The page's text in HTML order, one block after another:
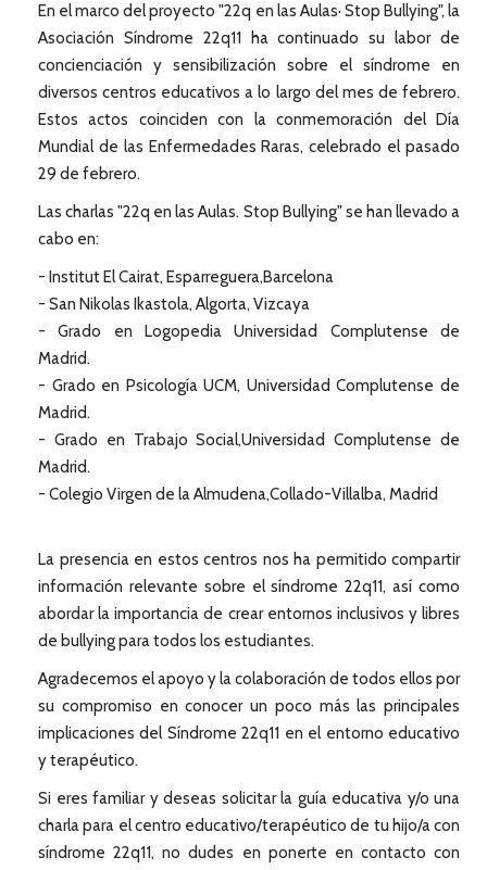
En el marco del proyecto "22q en las Aulas· Stop Bullying", la
Asociación Síndrome 22q11 ha continuado su labor de
concienciación y sensibilización sobre el síndrome en
diversos centros educativos a lo largo del mes de febrero.
Estos actos coinciden con la conmemoración del Día
Mundial de las Enfermedades Raras, celebrado el pasado
29 de febrero.
Las charlas "22q en las Aulas. Stop Bullying" se han llevado a
cabo en:
- Institut El Cairat, Esparreguera,Barcelona
- San Nikolas Ikastola, Algorta, Vizcaya
- Grado en Logopedia Universidad Complutense de
Madrid.
- Grado en Psicología UCM, Universidad Complutense de
Madrid.
- Grado en Trabajo Social,Universidad Complutense de
Madrid.
- Colegio Virgen de la Almudena,Collado-Villalba, Madrid
La presencia en estos centros nos ha permitido compartir
información relevante sobre el síndrome 22q11, así como
abordar la importancia de crear entornos inclusivos y libres
de bullying para todos los estudiantes.
Agradecemos el apoyo y la colaboración de todos ellos por
su compromiso en conocer un poco más las principales
implicaciones del Síndrome 22q11 en el entorno educativo
y terapéutico.
Si eres familiar y deseas solicitar la guía educativa y/o una
charla para el centro educativo/terapéutico de tu hijo/a con
síndrome 22q11, no dudes en ponerte en contacto con